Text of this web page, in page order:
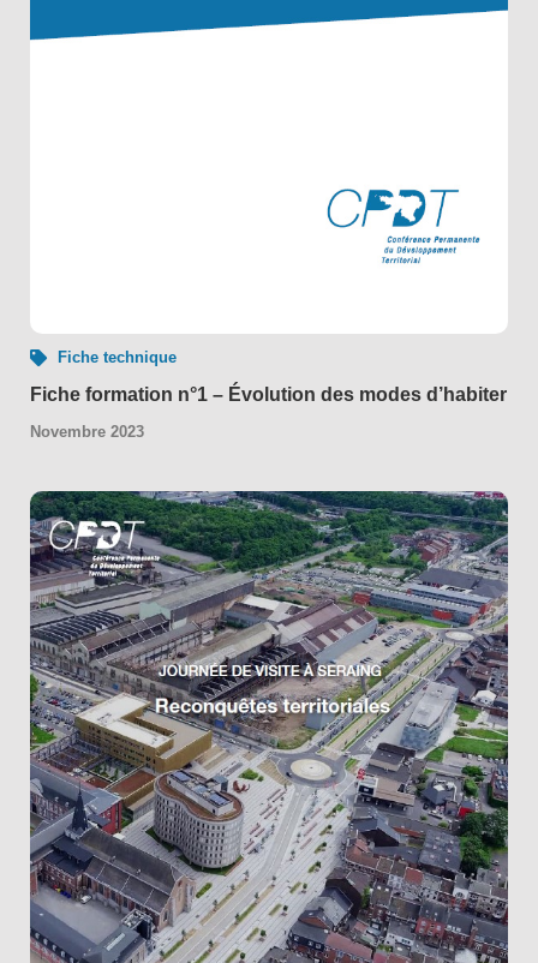
Fiche technique
Fiche formation n°1 – Évolution des modes d’habiter
Novembre 2023